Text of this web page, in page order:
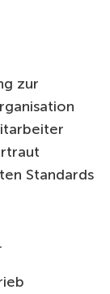
zur
Standards